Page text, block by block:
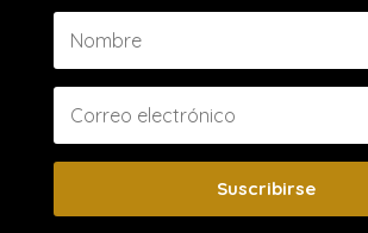
Suscribirse